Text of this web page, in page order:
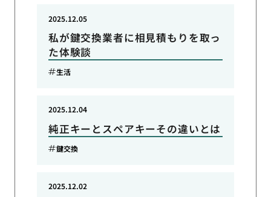
私が鍵交換業者に相見積もりを取っ
た体験談
2025.12.05
生活
純正キーとスペアキーその違いとは
2025.12.04
鍵交換
2025.12.02